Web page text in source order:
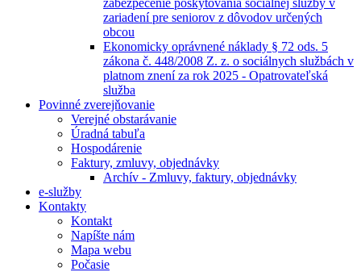
zabezpečenie poskytovania sociálnej služby v
zariadení pre seniorov z dôvodov určených
obcou
Ekonomicky oprávnené náklady § 72 ods. 5
zákona č. 448/2008 Z. z. o sociálnych službách v
platnom znení za rok 2025 - Opatrovateľská
služba
Povinné zverejňovanie
Verejné obstarávanie
Úradná tabuľa
Hospodárenie
Faktury, zmluvy, objednávky
Archív - Zmluvy, faktury, objednávky
e-služby
Kontakty
Kontakt
Napíšte nám
Mapa webu
Počasie